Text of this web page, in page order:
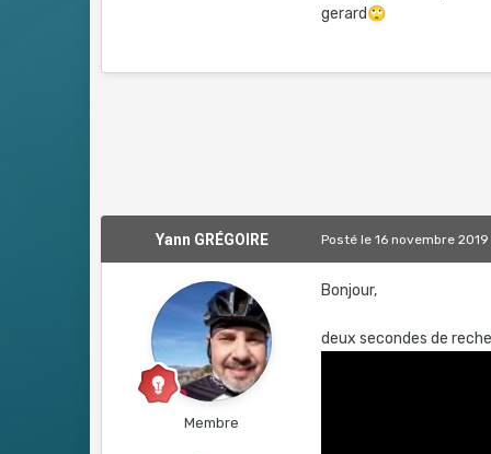
gerard🙄
Yann GRÉGOIRE
Membre
Postéle 16 novembre 2019
Bonjour,
deux secondes de